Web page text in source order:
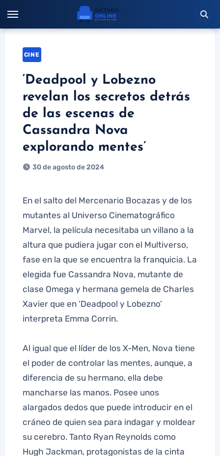
contenido
CINE
‘Deadpool y Lobezno
revelan los secretos detrás
de las escenas de
Cassandra Nova
explorando mentes’
30 de agosto de 2024
En el salto del Mercenario Bocazas y de los
mutantes al Universo Cinematográfico
Marvel, la película necesitaba un villano a la
altura que pudiera jugar con el Multiverso,
fase en la que se encuentra la franquicia. La
elegida fue Cassandra Nova, mutante de
clase Omega y hermana gemela de Charles
Xavier que en ‘Deadpool y Lobezno’
interpreta Emma Corrin.
Al igual que el líder de los X-Men, Nova tiene
el poder de controlar las mentes, aunque, a
diferencia de su hermano, ella debe
mancharse las manos. Posee unos
alargados dedos que puede introducir en el
cráneo de quien sea para indagar y moldear
su cerebro. Tanto Ryan Reynolds como
Hugh Jackman, protagonistas de la cinta